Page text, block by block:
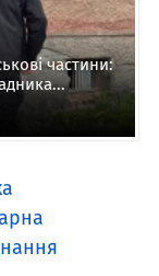
частини: